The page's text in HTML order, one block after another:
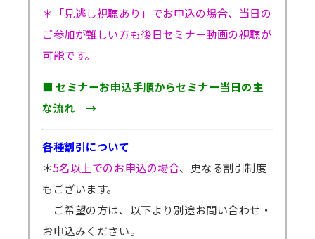
リコンスラッジ粉末への表面加工と金属被覆技
術、日本工業出版 クリーンテクノロジー、
Vol.33 、No.6、pp.44-48、2023年
＊「見逃し視聴あり」でお申込の場合、当日の
ご参加が難しい方も後日セミナー動画の視聴が
可能です。
■ セミナーお申込手順からセミナー当日の主
な流れ →
各種割引について
＊5名以上でのお申込の場合、更なる割引制度
もございます。
ご希望の方は、以下より別途お問い合わせ・
お申込みください。